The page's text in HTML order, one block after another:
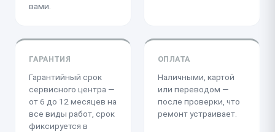
вами.
ГАРАНТИЯ
Гарантийный срок
сервисного центра —
от 6 до 12 месяцев на
все виды работ, срок
фиксируется в
ОПЛАТА
Наличными, картой
или переводом —
после проверки, что
ремонт устраивает.